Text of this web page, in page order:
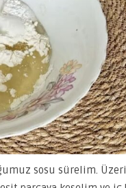
sosu sürelim.